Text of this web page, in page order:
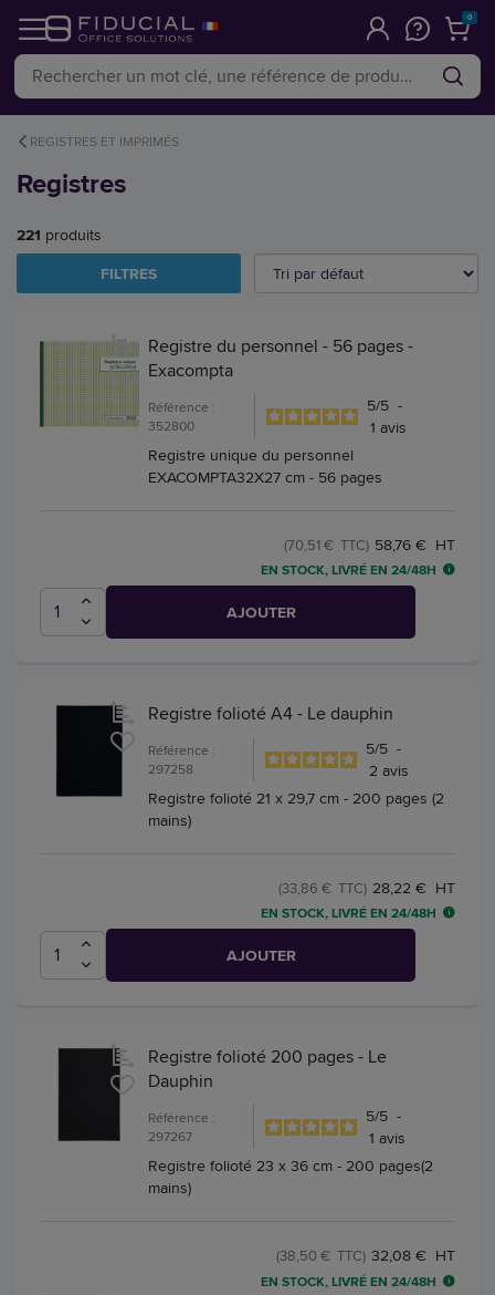
0
REGISTRES ET IMPRIMÉS
Registres
221 produits
FILTRES
Registre du personnel - 56 pages -
Exacompta
Référence :
352800
5/5 -
1avis
Registre unique du personnel
EXACOMPTA32X27 cm - 56 pages
58,76 € HT
(70,51 € TTC)
EN STOCK, LIVRÉ EN 24/48H
AJOUTER
Registre folioté A4 - Le dauphin
Référence :
297258
5/5 -
2 avis
Registre folioté 21 x 29,7 cm - 200 pages (2
mains)
28,22 € HT
(33,86 € TTC)
EN STOCK, LIVRÉ EN 24/48H
AJOUTER
Registre folioté 200 pages - Le
Dauphin
Référence :
297267
5/5 -
1avis
Registre folioté 23 x 36 cm - 200 pages(2
mains)
32,08 € HT
(38,50 € TTC)
EN STOCK, LIVRÉ EN 24/48H